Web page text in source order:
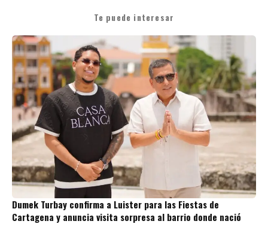
Te puede interesar
Dumek Turbay confirma a Luister para las Fiestas de
Cartagena y anuncia visita sorpresa al barrio donde nació